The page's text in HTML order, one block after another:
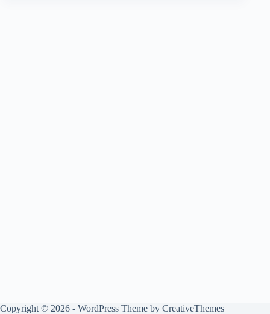
Copyright © 2026 - WordPress Theme by CreativeThemes